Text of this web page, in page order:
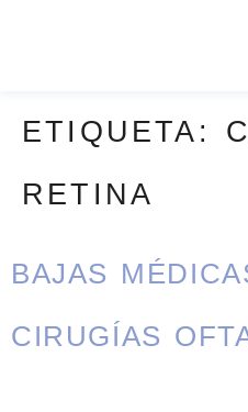
ETIQUETA:
RETINA
BAJAS
CIRUGÍAS